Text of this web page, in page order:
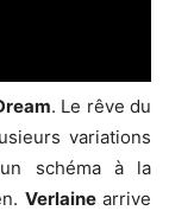
. Le rêve du
variations
schéma à la
Verlainearrive